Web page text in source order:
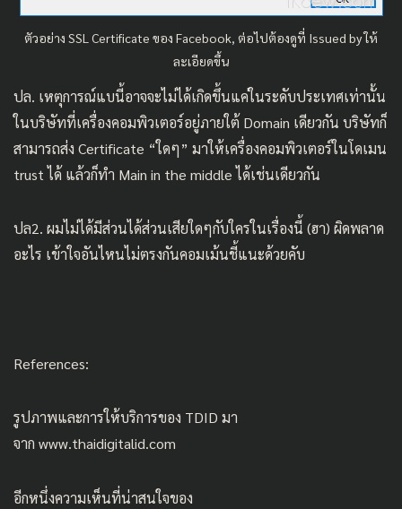
ตัวอย่าง SSL Certificate ของ Facebook, ต่อไปต้องดูที่ Issued by ให้
ละเอียดขึ้น
ปล. เหตุการณ์แบนี้อาจจะไม่ได้เกิดขึ้นแค่ในระดับประเทศเท่านั้น
ในบริษัทที่เครื่องคอมพิวเตอร์อยู่ภายใต้ Domain เดียวกัน บริษัทก็
สามารถส่ง Certificate “ใดๆ” มาให้เครื่องคอมพิวเตอร์ในโดเมน
trust ได้ แล้วก็ทำ Main in the middle ได้เช่นเดียวกัน
ปล2. ผมไม่ได้มีส่วนได้ส่วนเสียใดๆกับใครในเรื่องนี้ (ฮา) ผิดพลาด
อะไร เข้าใจอันไหนไม่ตรงกันคอมเม้นชี้แนะด้วยคับ
References:
รูปภาพและการให้บริการของ TDID มา
จาก www.thaidigitalid.com
อีกหนึ่งความเห็นที่น่าสนใจของ